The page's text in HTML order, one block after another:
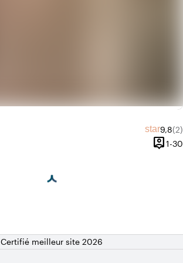
starNote
9,8(2)
person_pin1-30
Certifié meilleur site 2026